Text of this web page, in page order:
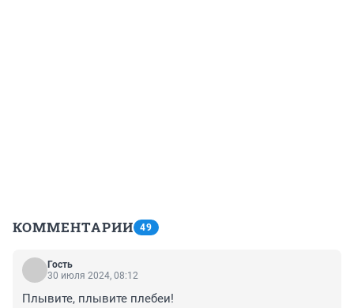
КОММЕНТАРИИ 49
Гость
30 июля 2024, 08:12
Плывите, плывите плебеи!